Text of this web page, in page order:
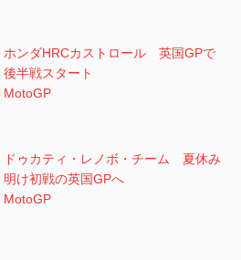
ホンダHRCカストロール 英国GPで
後半戦スタート
MotoGP
ドゥカティ・レノボ・チーム 夏休み
明け初戦の英国GPへ
MotoGP